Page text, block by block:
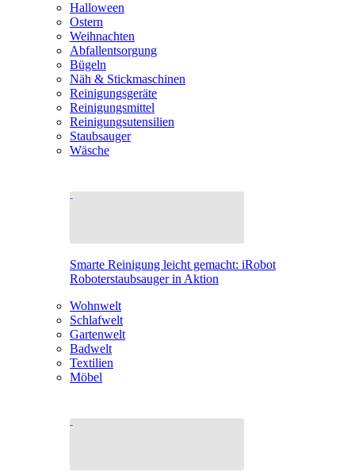
Halloween
Ostern
Weihnachten
Abfallentsorgung
Bügeln
Näh & Stickmaschinen
Reinigungsgeräte
Reinigungsmittel
Reinigungsutensilien
Staubsauger
Wäsche
Smarte Reinigung leicht gemacht: iRobot
Roboterstaubsauger in Aktion
Wohnwelt
Schlafwelt
Gartenwelt
Badwelt
Textilien
Möbel